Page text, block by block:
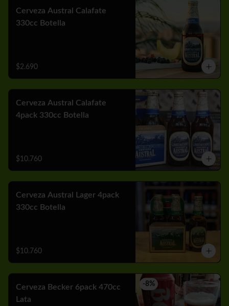
Cerveza Austral Calafate
330cc Botella
$2.690
Cerveza Austral Calafate
4pack 330cc Botella
$10.760
Cerveza Austral Lager 4pack
330cc Botella
$10.760
-8%
Cerveza Becker 6pack 470cc
Lata